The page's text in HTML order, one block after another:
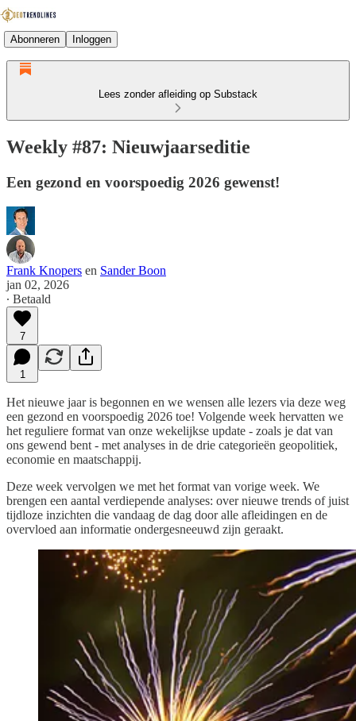
Abonneren Inloggen
Lees zonder afleiding op Substack
Weekly #87: Nieuwjaarseditie
Een gezond en voorspoedig 2026 gewenst!
Frank Knopers en Sander Boon
jan 02, 2026
∙ Betaald
7
1
Het nieuwe jaar is begonnen en we wensen alle lezers via deze weg
een gezond en voorspoedig 2026 toe! Volgende week hervatten we
het reguliere format van onze wekelijkse update - zoals je dat van
ons gewend bent - met analyses in de drie categorieën geopolitiek,
economie en maatschappij.
Deze week vervolgen we met het format van vorige week. We
brengen een aantal verdiepende analyses: over nieuwe trends of juist
tijdloze inzichten die vandaag de dag door alle afleidingen en de
overvloed aan informatie ondergesneeuwd zijn geraakt.